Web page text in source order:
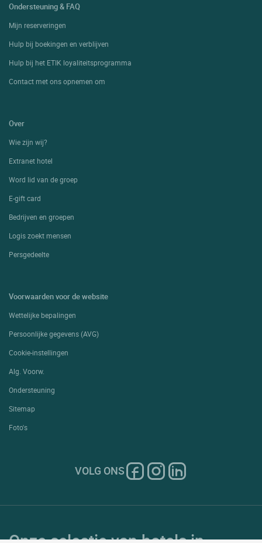
Ondersteuning & FAQ
Mijn reserveringen
Hulp bij boekingen en verblijven
Hulp bij het ETIK loyaliteitsprogramma
Contact met ons opnemen om
Over
Wie zijn wij?
Extranet hotel
Word lid van de groep
E-gift card
Bedrijven en groepen
Logis zoekt mensen
Persgedeelte
Voorwaarden voor de website
Wettelijke bepalingen
Persoonlijke gegevens (AVG)
Cookie-instellingen
Alg. Voorw.
Ondersteuning
Sitemap
Foto's
VOLG ONS